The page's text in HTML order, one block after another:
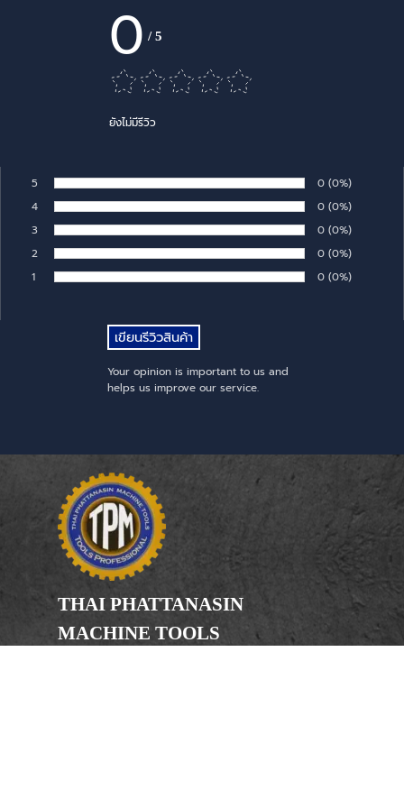
0 /5
ยังไม่มีรีวิว
5 Number of rates:
0 Percentage of
(0%)
4 Number of rates:
0 Percentage of
(0%)
3 Number of rates:
0 Percentage of
(0%)
2 Number of rates:
0 Percentage of
(0%)
1 Number of rates:
0 Percentage of
(0%)
Your opinion is important to us and
helps us improve our service.
THAI PHATTANASIN
MACHINE TOOLS